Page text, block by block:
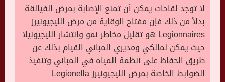
لا توجد لقاحات يمكن أن تمنع الإصابة بمرض الفيالقة
بدلاً من ذلك فإن مفتاح الوقاية من مرض الليجيونيرز
Legionnaires هو تقليل مخاطر نمو وانتشار الليجيونيلا
حيث يمكن لمالكي ومديري المباني القيام بذلك عن
طريق الحفاظ على أنظمة المياه في المباني وتنفيذ
الضوابط الخاصة بمرض الليجيونيرز Legionella